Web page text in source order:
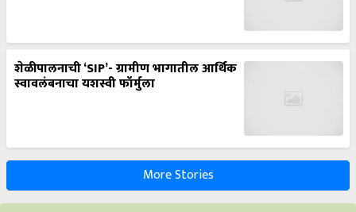
शेळीपालनाची ‘SIP’- ग्रामीण भागातील आर्थिक
स्वावलंबनाचा यशस्वी फॉर्मुला
More Stories